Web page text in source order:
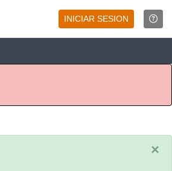
INICIAR SESION
×